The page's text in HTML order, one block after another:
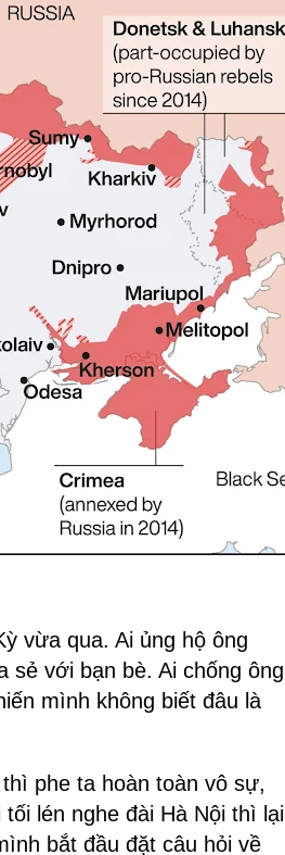
vừa qua. Ai ủng hộ ông
sẻ với bạn bè. Ai chống ông
mình không biết đâu là
phe ta hoàn toàn vô sự,
lén nghe đài Hà Nội thì lại
bắt đầu đặt câu hỏi về